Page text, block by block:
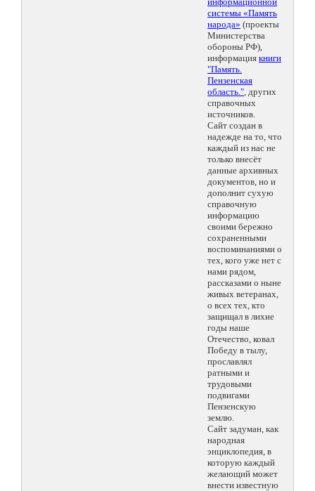
системы «Память
народа» (проекты
Министерства
обороны РФ),
информация книги
"Память.
Пензенская
область.", других
справочных
источников.
Сайт создан в
надежде на то, что
каждый из нас не
только внесёт
данные архивных
документов, но и
дополнит сухую
справочную
информацию
своими бережно
сохраненными
воспоминаниями о
тех, кого уже нет с
нами рядом,
рассказами о ныне
живых ветеранах,
о всех тех, кто
защищал в лихие
годы наше
Отечество, ковал
Победу в тылу,
прославлял
ратными и
трудовыми
подвигами
Пензенскую
землю.
Сайт задуман, как
народная
энциклопедия, в
которую каждый
желающий может
внести известную